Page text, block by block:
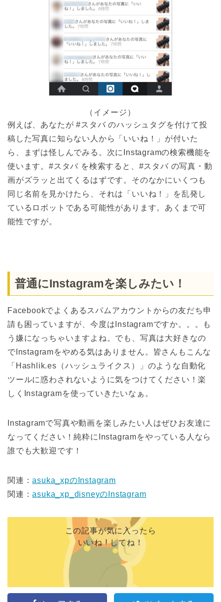
（イメージ）
例えば、あなたが #スタバ のハッシュタグを付けて投
稿した写真に知らない人から「いいね！」が付いた
ら、まずは怪しんでみる。次にInstagramの検索機能を
使います。#スタバ を検索すると、#スタバ の写真・動
画がズラッと出てくるはずです。そのなかにいくつも
同じ名前を見かけたら、それは「いいね！」を乱発し
ているロボットである可能性があります。あくまで可
能性ですが。
普通にInstagramを楽しみたい！
Facebookでよくあるスパムアカウントからの友だち申
請も困っていますが、今度はInstagramですか。。。も
う嫌になっちゃいますよね。でも、写真は大好きなの
でInstagramをやめる気はありません。皆さんもこんな
「Hashlik.es（ハッシュライクス）」のような自動化
ツールに惑わされないように気をつけてください！楽
しくInstagramを使っていきたいなぁ。
Instagramで写真や動画を楽しみたい人はぜひお友達に
なってください！純粋にInstagramをやっている人なら
誰でも大歓迎です！
関連：asuka_xpのInstagram
関連：asuka_xp_disneyのInstagram
この記事が気に入ったら
いいね ! してね！